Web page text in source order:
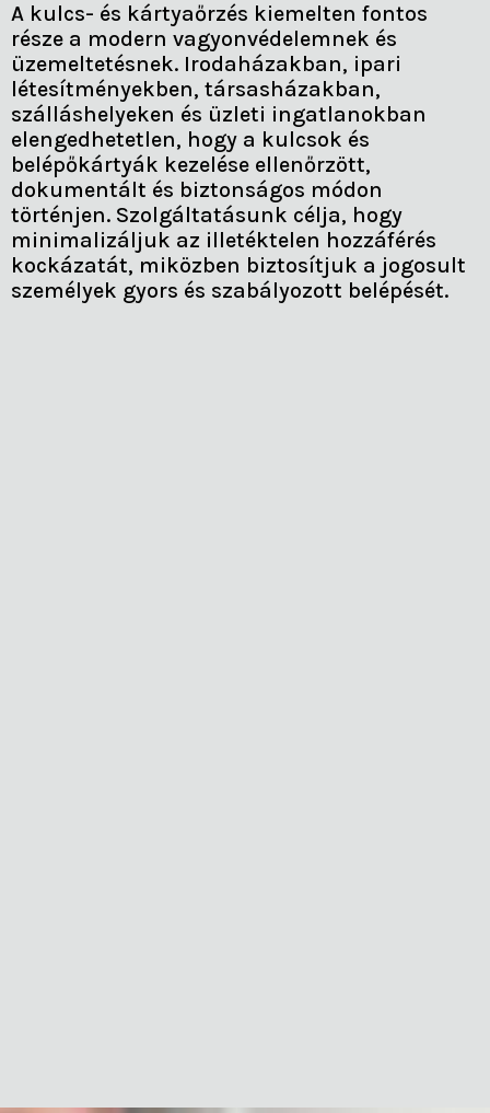
A kulcs- és kártyaőrzés kiemelten fontos
része a modern vagyonvédelemnek és
üzemeltetésnek. Irodaházakban, ipari
létesítményekben, társasházakban,
szálláshelyeken és üzleti ingatlanokban
elengedhetetlen, hogy a kulcsok és
belépőkártyák kezelése ellenőrzött,
dokumentált és biztonságos módon
történjen. Szolgáltatásunk célja, hogy
minimalizáljuk az illetéktelen hozzáférés
kockázatát, miközben biztosítjuk a jogosult
személyek gyors és szabályozott belépését.